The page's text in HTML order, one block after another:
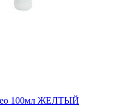
100мл ЖЕЛТЫЙ